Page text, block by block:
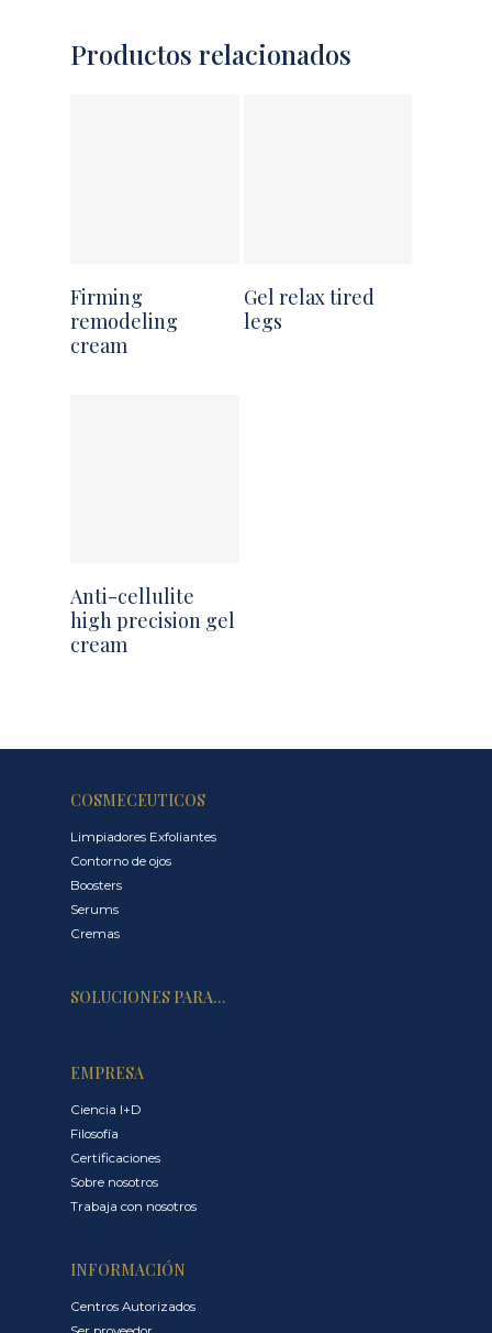
Productos relacionados
Firming
remodeling
cream
Gel relax tired
legs
Anti-cellulite
high precision gel
cream
COSMECEUTICOS
Limpiadores Exfoliantes
Contorno de ojos
Boosters
Serums
Cremas
SOLUCIONES PARA…
EMPRESA
Ciencia I+D
Filosofía
Certificaciones
Sobre nosotros
Trabaja con nosotros
INFORMACIÓN
Centros Autorizados